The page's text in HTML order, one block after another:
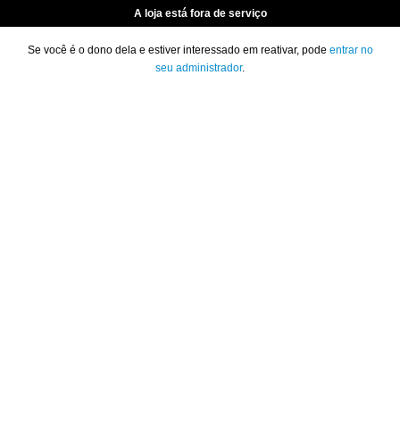
A loja está fora de serviço
Se você é o dono dela e estiver interessado em reativar, pode entrar no
seu administrador.